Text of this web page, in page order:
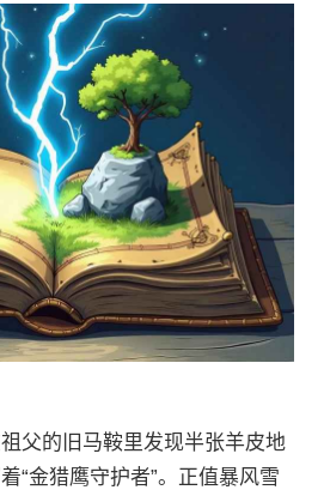
父的旧马鞍里发现半张羊皮地
“金猎鹰守护者”。正值暴风雪